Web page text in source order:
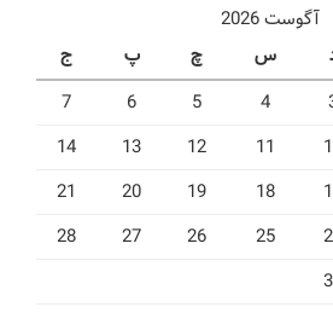
آگوست 2026
س چ پ
ج
4
5
6
7
11
12
13
14
18
19
20
21
25
26
27
28